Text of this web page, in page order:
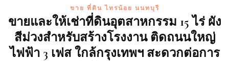
ขาย ที่ดิน ไทรน้อย นนทบุรี
ขายและให้เช่าที่ดินอุตสาหกรรม 15 ไร่ ผัง
สีม่วงสำหรับสร้างโรงงาน ติดถนนใหญ่
ไฟฟ้า 3 เฟส ใกล้กรุงเทพฯ สะดวกต่อการ